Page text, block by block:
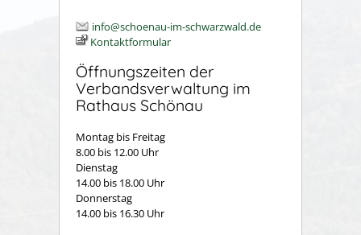
info@schoenau-im-schwarzwald.de
Kontaktformular
Öffnungszeiten der
Verbandsverwaltung im
Rathaus Schönau
Montag bis Freitag
8.00 bis 12.00 Uhr
Dienstag
14.00 bis 18.00 Uhr
Donnerstag
14.00 bis 16.30 Uhr